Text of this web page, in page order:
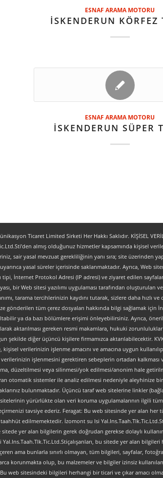
ESNAF ARAMA MOTORU
İSKENDERUN KÖRFEZ
ESNAF ARAMA MOTORU
İSKENDERUN SÜPER
Ticaret Limited Sirketi Her Hakkı Saklıdır. KİŞİSEL
almış olduğunuz hizmetler kapsamında kişisel
sair yasal mevzuat gerekliliğinin yanı sıra; site üzerinden
yasal süreler içerisinde saklanmaktadır. Ayrıca, Web
tipi, İnternet Protokol Adresi (IP adresi) ve ziyaret edilen
bir Web sitesi yazılımı uygulaması tarafından
tarama tercihlerinizin kaydını tutarak, sizlere daha hızlı
tüm çerez dosyaları hakkında bilgi sağlamak için
ya da bazı bölümlere erişimi önleyebilirsiniz. Ayrıca,
aktarılması gereken resmi makamlara, hukuki
diğer üçüncü kişilere firmamızca aktarılabilecektir.
verilerinizin işlenme amacını ve amacına uygun
işlenmesini gerektiren sebeplerin ortadan kalkması
düzeltilmesi veya silinmesi/yok edilmesi/anonim hale
otomatik sistemler ile analiz edilmesi nedeniyle aleyhinize
bulunmaktadır. Üçüncü taraf web sitelerine linkler
yürürlükte olan veri koruma uygulamalarının ilgili
tavsiye ederiz. Feragat: Bu web sitesinde yer alan
edilmemektedir. İzomont su Isi
yer alan bilgilerin gerek doğrudan gerekse dolaylı
bu sitede yer alan
ama bunlarla sınırlı olmayan, tüm bilgileri, sayfalar,
korunmakta olup, bu malzemeler ve bilgiler izinsiz
web sitesindeki bilgileri herhangi bir ticari ve çıkar amacı